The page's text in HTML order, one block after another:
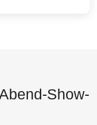
Show-